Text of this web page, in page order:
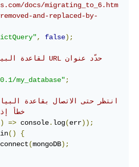
docs/migrating_to_6.htm
and-replaced-by-
, false);
// ‫حدّد عنوان URL لقاعدة البيانات للاتصال به
my_database" ;
خطأ
) => console. log(err));
()
{
connect(mongoDB);